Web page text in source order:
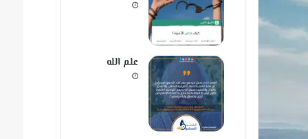
علم الله